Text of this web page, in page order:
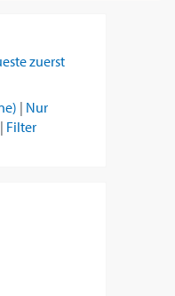
zuerst
| Nur
| Filter